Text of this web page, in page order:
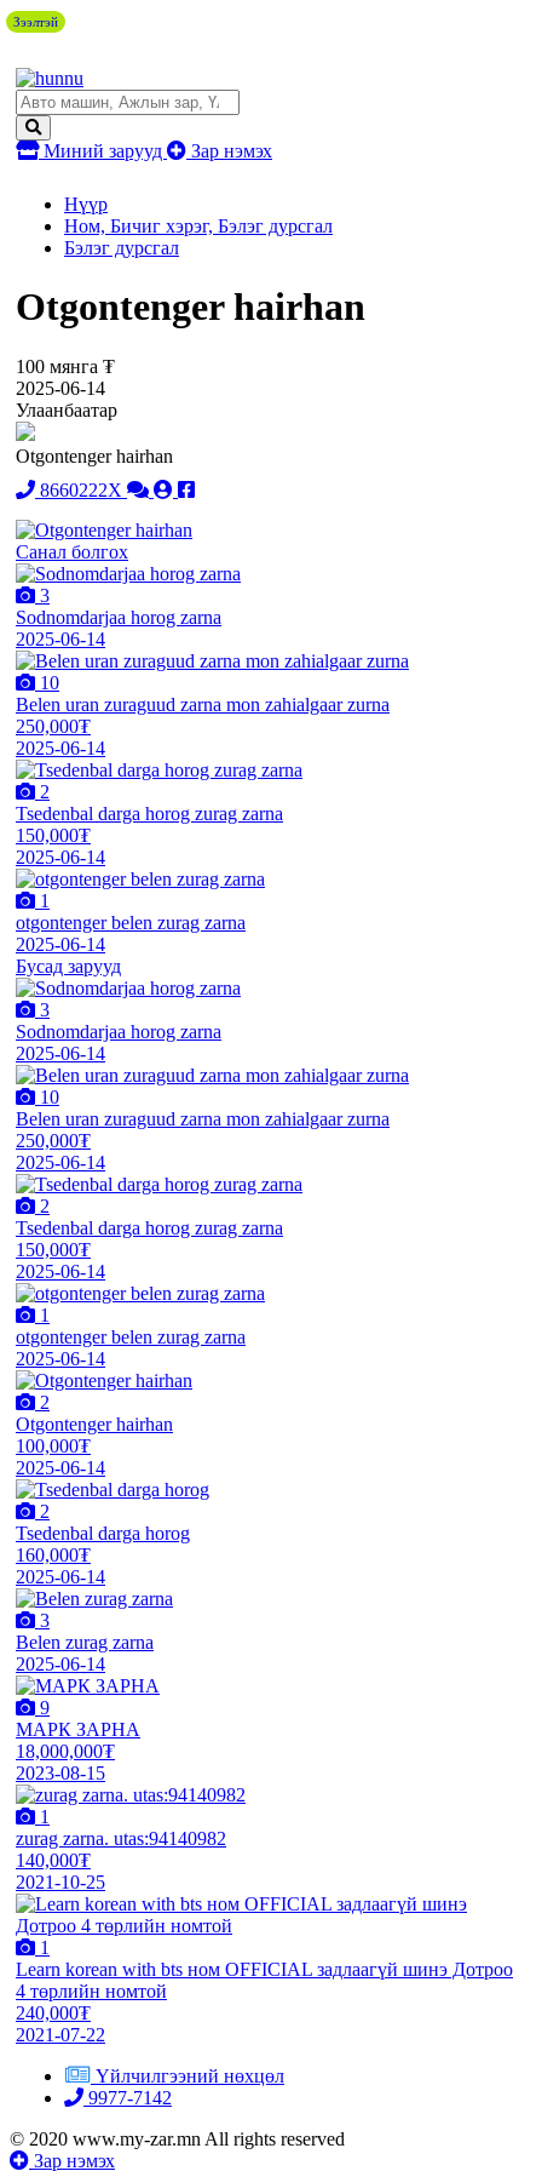
Миний зарууд Зар нэмэх
Нүүр
Ном, Бичиг хэрэг, Бэлэг дурсгал
Бэлэг дурсгал
Otgontenger hairhan
100 мянга ₮
2025-06-14
Улаанбаатар
Otgontenger hairhan
8660222X
Санал болгох
3
Sodnomdarjaa horog zarna
2025-06-14
10
Belen uran zuraguud zarna mon zahialgaar zurna
250,000₮
2025-06-14
2
Tsedenbal darga horog zurag zarna
150,000₮
2025-06-14
1
otgontenger belen zurag zarna
2025-06-14
Бусад зарууд
3
Sodnomdarjaa horog zarna
2025-06-14
10
Belen uran zuraguud zarna mon zahialgaar zurna
250,000₮
2025-06-14
2
Tsedenbal darga horog zurag zarna
150,000₮
2025-06-14
1
otgontenger belen zurag zarna
2025-06-14
2
Otgontenger hairhan
100,000₮
2025-06-14
2
Tsedenbal darga horog
160,000₮
2025-06-14
3
Belen zurag zarna
2025-06-14
Зээлтэй
9
МАРК ЗАРНА
18,000,000₮
2023-08-15
1
zurag zarna. utas:94140982
140,000₮
2021-10-25
1
Learn korean with bts ном OFFICIAL задлаагүй шинэ Дотроо
4 төрлийн номтой
240,000₮
2021-07-22
Үйлчилгээний нөхцөл
9977-7142
© 2020 www.my-zar.mn All rights reserved
Зар нэмэх